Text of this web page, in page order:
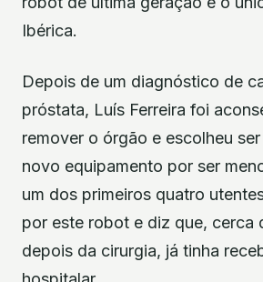
Ibérica.
Depois de um diagnóstico de
próstata, Luís Ferreira foi
remover o órgão e escolheu
novo equipamento por ser
um dos primeiros quatro
por este robot e diz que, cerca
depois da cirurgia, já tinha